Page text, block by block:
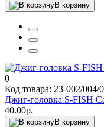
В корзину
0
Код товара: 23-002/004/
Джиг-головка S-FISH
40.00р.
В корзину